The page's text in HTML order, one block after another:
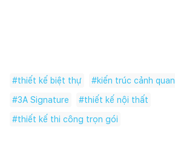
#thiết kế biệt thự #kiến trúc cảnh quan
#3A Signature #thiết kế nội thất
#thiết kế thi công trọn gói